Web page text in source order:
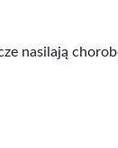
nasilają